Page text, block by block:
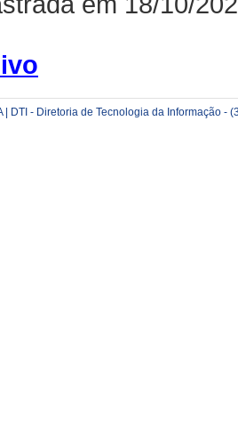
| DTI - Diretoria de Tecnologia da Informação